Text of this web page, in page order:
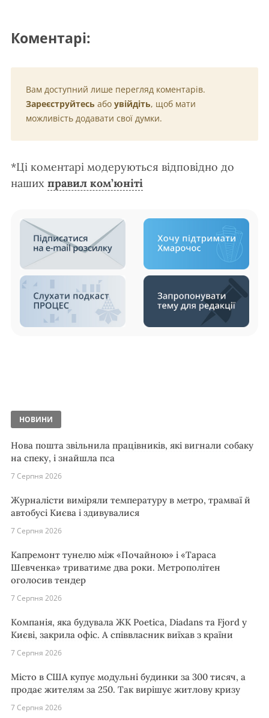
Коментарі:
Вам доступний лише перегляд коментарів.
Зареєструйтесь або увійдіть, щоб мати
можливість додавати свої думки.
*Ці коментарі модеруються відповідно до
наших правил ком’юніті
НОВИНИ
Нова пошта звільнила працівників, які вигнали собаку
на спеку, і знайшла пса
7 Серпня 2026
Журналісти виміряли температуру в метро, трамваї й
автобусі Києва і здивувалися
7 Серпня 2026
Капремонт тунелю між «Почайною» і «Тараса
Шевченка» триватиме два роки. Метрополітен
оголосив тендер
7 Серпня 2026
Компанія, яка будувала ЖК Poetica, Diadans та Fjord у
Києві, закрила офіс. А співвласник виїхав з країни
7 Серпня 2026
Місто в США купує модульні будинки за 300 тисяч, а
продає жителям за 250. Так вирішує житлову кризу
7 Серпня 2026